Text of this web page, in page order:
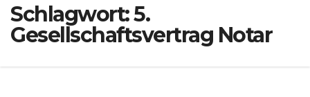
Schlagwort:5.
Gesellschaftsvertrag Notar